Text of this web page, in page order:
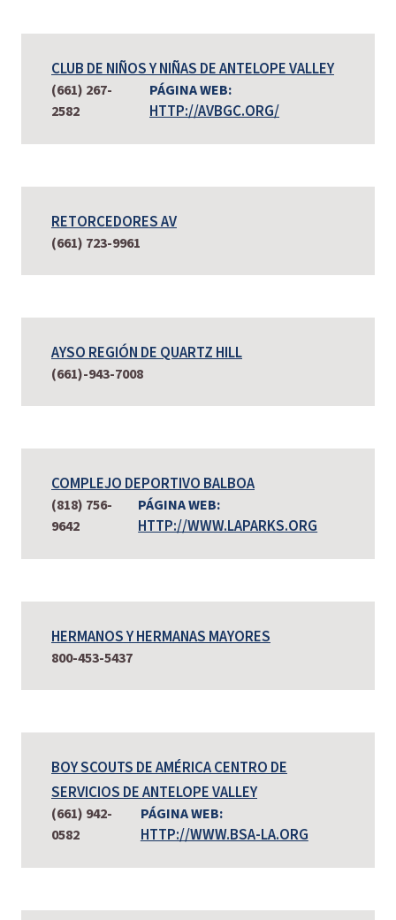
CLUB DE NIÑOS Y NIÑAS DE ANTELOPE VALLEY
(661) 267-
2582
PÁGINA WEB:
HTTP://AVBGC.ORG/
RETORCEDORES AV
(661) 723-9961
AYSO REGIÓN DE QUARTZ HILL
(661)-943-7008
COMPLEJO DEPORTIVO BALBOA
(818) 756-
9642
PÁGINA WEB:
HTTP://WWW.LAPARKS.ORG
HERMANOS Y HERMANAS MAYORES
800-453-5437
BOY SCOUTS DE AMÉRICA CENTRO DE
SERVICIOS DE ANTELOPE VALLEY
(661) 942-
0582
PÁGINA WEB:
HTTP://WWW.BSA-LA.ORG